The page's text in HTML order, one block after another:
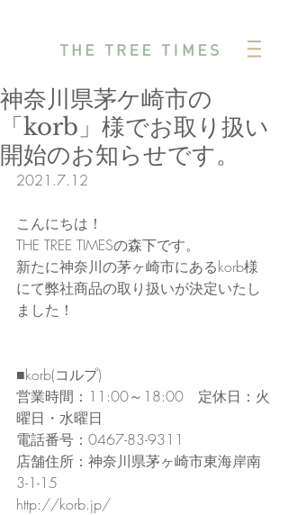
神奈川県茅ケ崎市の
「korb」様でお取り扱い
開始のお知らせです。
2021.7.12
こんにちは！
THE TREE TIMESの森下です。
新たに神奈川の茅ヶ崎市にあるkorb様
にて弊社商品の取り扱いが決定いたし
ました！
■korb(コルプ)
営業時間：11:00～18:00　定休日：火
曜日・水曜日
電話番号：0467-83-9311
店舗住所：神奈川県茅ヶ崎市東海岸南
3-1-15
http://korb.jp/